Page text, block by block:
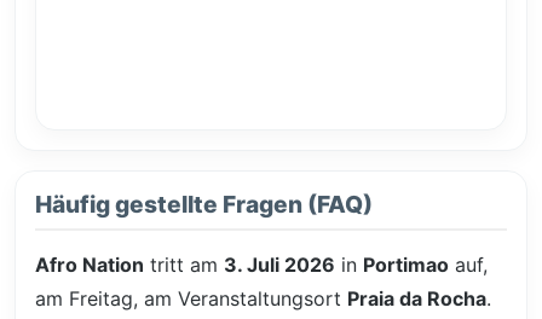
Häufig gestellte Fragen (FAQ)
Afro Nation tritt am 3. Juli 2026 in Portimao auf,
am Freitag, am Veranstaltungsort Praia da Rocha.